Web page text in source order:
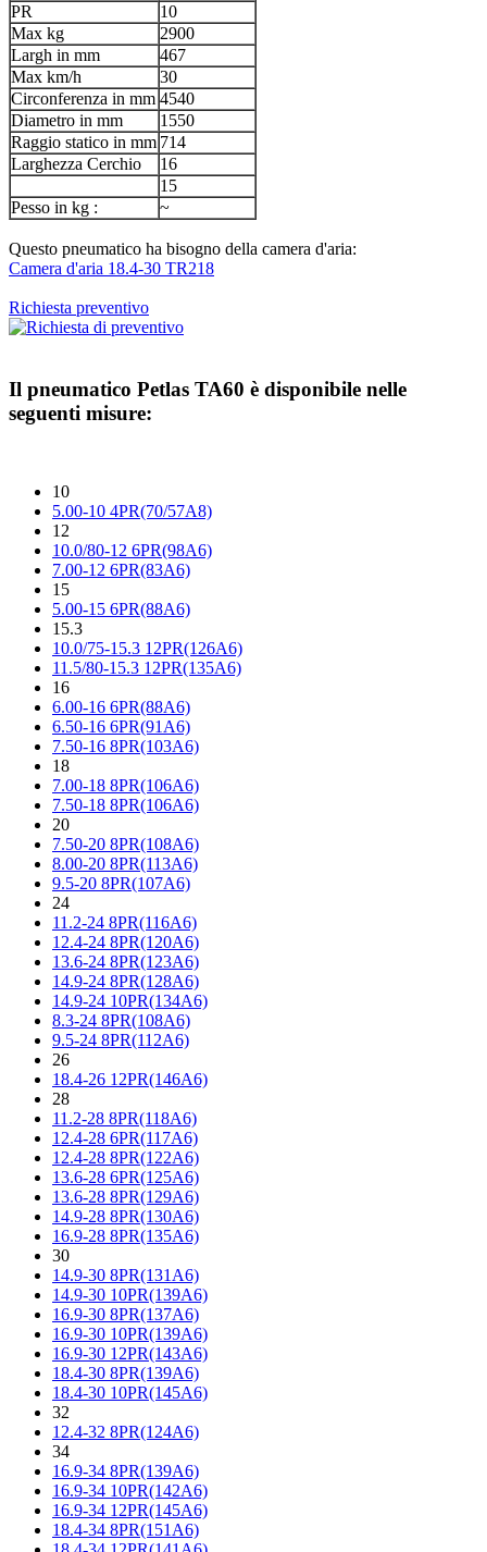
PR
10
Max kg
2900
Largh in mm
467
Max km/h
30
Circonferenza in mm 4540
Diametro in mm
1550
Raggio statico in mm 714
Larghezza Cerchio
16
15
Pesso in kg :
~
Questo pneumatico ha bisogno della camera d'aria:
Camera d'aria 18.4-30 TR218
Richiesta preventivo
Il pneumatico Petlas TA60 è disponibile nelle
seguenti misure:
10
5.00-10 4PR(70/57A8)
12
10.0/80-12 6PR(98A6)
7.00-12 6PR(83A6)
15
5.00-15 6PR(88A6)
15.3
10.0/75-15.3 12PR(126A6)
11.5/80-15.3 12PR(135A6)
16
6.00-16 6PR(88A6)
6.50-16 6PR(91A6)
7.50-16 8PR(103A6)
18
7.00-18 8PR(106A6)
7.50-18 8PR(106A6)
20
7.50-20 8PR(108A6)
8.00-20 8PR(113A6)
9.5-20 8PR(107A6)
24
11.2-24 8PR(116A6)
12.4-24 8PR(120A6)
13.6-24 8PR(123A6)
14.9-24 8PR(128A6)
14.9-24 10PR(134A6)
8.3-24 8PR(108A6)
9.5-24 8PR(112A6)
26
18.4-26 12PR(146A6)
28
11.2-28 8PR(118A6)
12.4-28 6PR(117A6)
12.4-28 8PR(122A6)
13.6-28 6PR(125A6)
13.6-28 8PR(129A6)
14.9-28 8PR(130A6)
16.9-28 8PR(135A6)
30
14.9-30 8PR(131A6)
14.9-30 10PR(139A6)
16.9-30 8PR(137A6)
16.9-30 10PR(139A6)
16.9-30 12PR(143A6)
18.4-30 8PR(139A6)
18.4-30 10PR(145A6)
32
12.4-32 8PR(124A6)
34
16.9-34 8PR(139A6)
16.9-34 10PR(142A6)
16.9-34 12PR(145A6)
18.4-34 8PR(151A6)